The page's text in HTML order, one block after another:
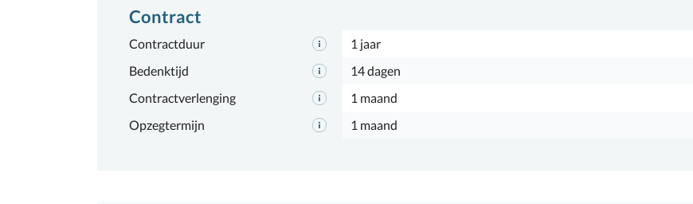
Contract
Contractduur
1 jaar
Bedenktijd
14 dagen
Contractverlenging
1 maand
Opzegtermijn
1 maand